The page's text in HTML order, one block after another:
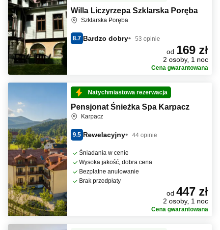
Willa Liczyrzepa Szklarska Poręba
Szklarska Poręba
8.7 Bardzo dobry 53 opinie
od 169 zł
2 osoby, 1 noc
Cena gwarantowana
Natychmiastowa rezerwacja
Pensjonat Śnieżka Spa Karpacz
Karpacz
9.5 Rewelacyjny 44 opinie
Śniadania w cenie
Wysoka jakość, dobra cena
Bezpłatne anulowanie
Brak przedpłaty
od 447 zł
2 osoby, 1 noc
Cena gwarantowana